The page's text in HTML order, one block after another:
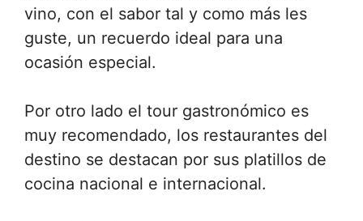
vino, con el sabor tal y como más les
guste, un recuerdo ideal para una
ocasión especial.
Por otro lado el tour gastronómico es
muy recomendado, los restaurantes del
destino se destacan por sus platillos de
cocina nacional e internacional.